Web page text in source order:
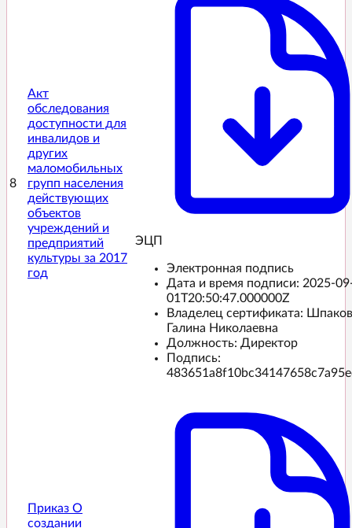
8
Акт
обследования
доступности для
инвалидов и
других
маломобильных
групп населения
действующих
объектов
учреждений и
предприятий
культуры за 2017
год
ЭЦП️
Электронная подпись
Дата и время подписи: 2025-
01T20:50:47.000000Z
Владелец сертификата:
Галина Николаевна
Должность: Директор
Подпись:
Приказ О
создании